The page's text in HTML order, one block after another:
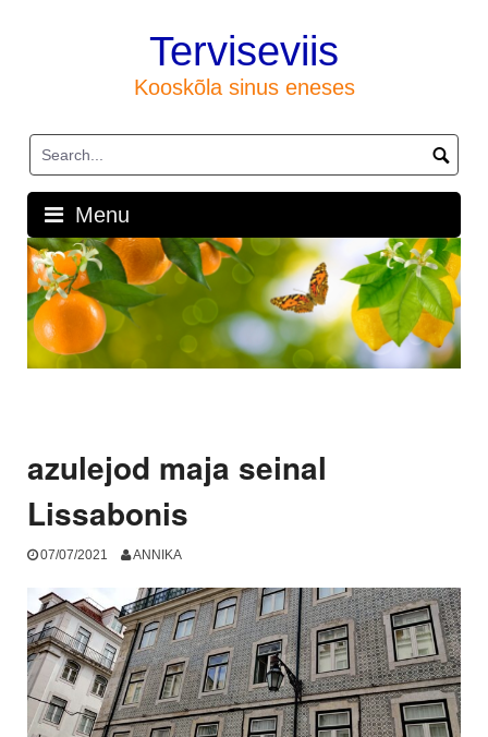
Terviseviis
Kooskõla sinus eneses
Menu
azulejod maja seinal
Lissabonis
07/07/2021 ANNIKA